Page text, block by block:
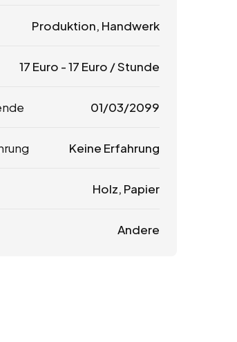
Produktion, Handwerk
17 Euro -17 Euro / Stunde
01/03/2099
Keine Erfahrung
Holz, Papier
Andere